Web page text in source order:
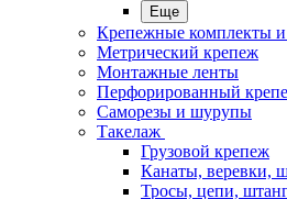
Еще
Крепежные комплекты
Метрический крепеж
Монтажные ленты
Перфорированный
Саморезы и шурупы
Такелаж
Грузовой крепеж
Канаты, веревки,
Тросы, цепи,